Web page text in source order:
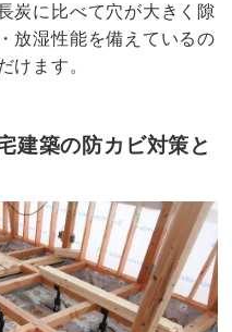
炭に比べて穴が大きく隙
放湿性能を備えているの
けます。
建築の防カビ対策と